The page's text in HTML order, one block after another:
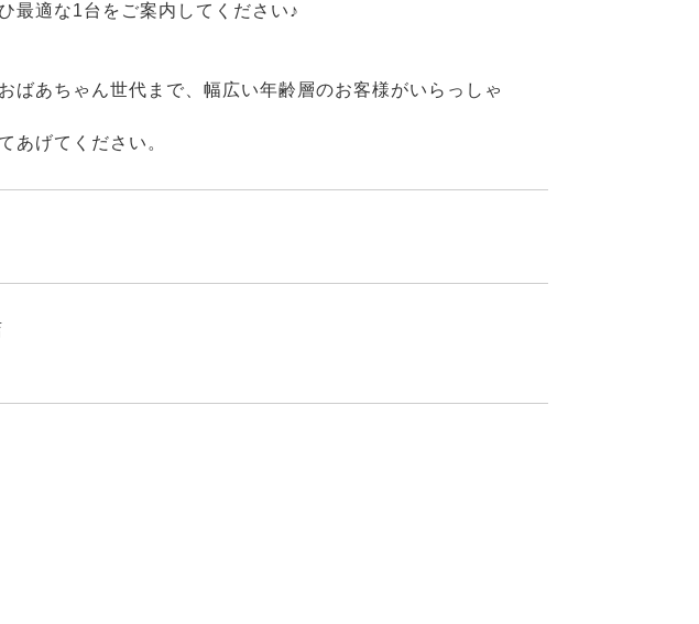
最適な1台をご案内してください♪
ばあちゃん世代まで、幅広い年齢層のお客様がいらっしゃ
あげてください。